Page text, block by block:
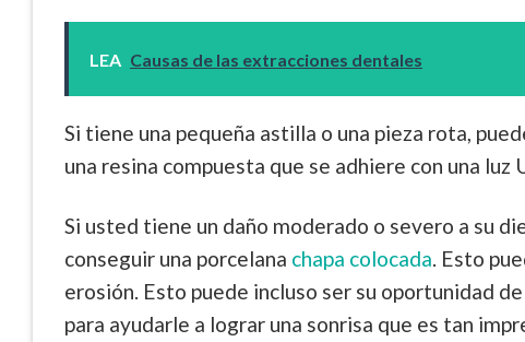
LEA Causas de las extracciones dentales
Si tiene una pequeña astilla o una pieza rota,
una resina compuesta que se adhiere con una luz
Si usted tiene un daño moderado o severo a su
conseguir una porcelana chapa colocada. Esto
erosión. Esto puede incluso ser su oportunidad
para ayudarle a lograr una sonrisa que es tan